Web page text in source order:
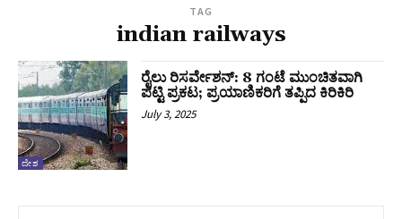
TAG
indian railways
ದೇಶ
ರೈಲು ರಿಸರ್ವೇಶನ್:‌ 8 ಗಂಟೆ ಮುಂಚಿತವಾಗಿ
ಪಟ್ಟಿ ಪ್ರಕಟ; ಪ್ರಯಾಣಿಕರಿಗೆ ತಪ್ಪಿದ ಕಿರಿಕಿರಿ
July 3, 2025